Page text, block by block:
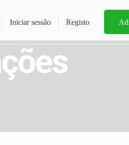
Iniciar sessão Registo